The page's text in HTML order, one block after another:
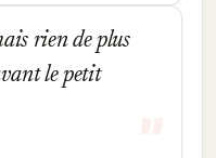
rien de plus
le petit